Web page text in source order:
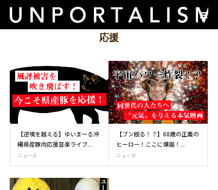
応援
【逆境を越える】ゆいまーる沖
縄県産豚肉応援音楽ライブ...
ニュース
【ブン殴る！？】68歳の正義の
ヒーロー！ここに爆誕！...
ニュース